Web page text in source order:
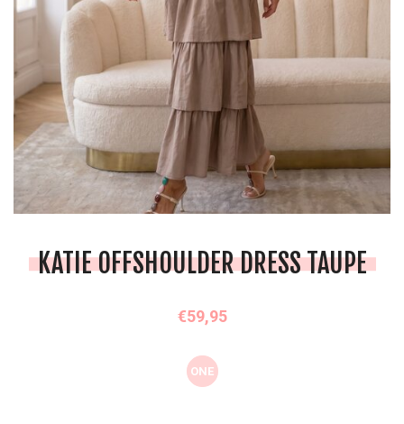
KATIE OFFSHOULDER DRESS TAUPE
€59,95
ONE